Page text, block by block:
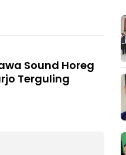
Sound Horeg
Terguling